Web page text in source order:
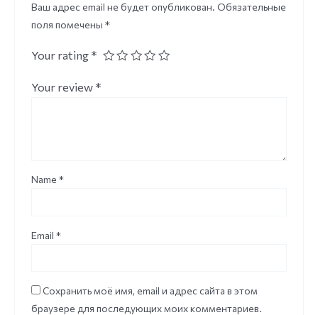
Ваш адрес email не будет опубликован. Обязательные
поля помечены *
Your rating *
Your review *
Name *
Email *
Сохранить моё имя, email и адрес сайта в этом
браузере для последующих моих комментариев.